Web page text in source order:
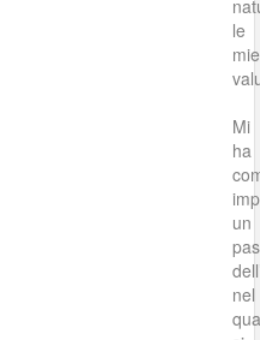
le
mie
Mi
ha
un
nel